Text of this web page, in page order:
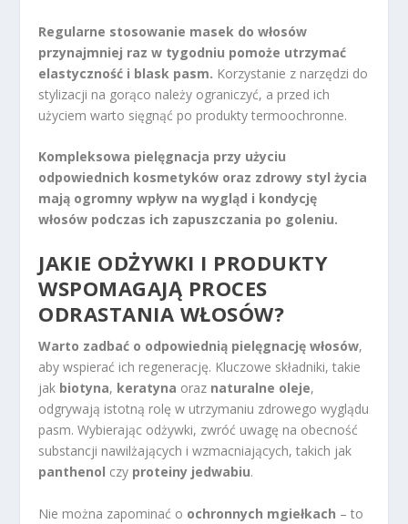
Regularne stosowanie masek do włosów
przynajmniej raz w tygodniu pomoże utrzymać
elastyczność i blask pasm. Korzystanie z narzędzi do
stylizacji na gorąco należy ograniczyć, a przed ich
użyciem warto sięgnąć po produkty termoochronne.
Kompleksowa pielęgnacja przy użyciu
odpowiednich kosmetyków oraz zdrowy styl życia
mają ogromny wpływ na wygląd i kondycję
włosów podczas ich zapuszczania po goleniu.
JAKIE ODŻYWKI I PRODUKTY
WSPOMAGAJĄ PROCES
ODRASTANIA WŁOSÓW?
Warto zadbać o odpowiednią pielęgnację włosów,
aby wspierać ich regenerację. Kluczowe składniki, takie
jak biotyna, keratyna oraz naturalne oleje,
odgrywają istotną rolę w utrzymaniu zdrowego wyglądu
pasm. Wybierając odżywki, zwróć uwagę na obecność
substancji nawilżających i wzmacniających, takich jak
panthenol czy proteiny jedwabiu.
Nie można zapominać o ochronnych mgiełkach – to